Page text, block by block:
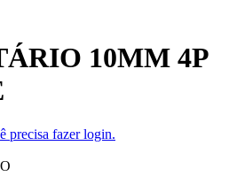
10MM 4P
precisa fazer login.